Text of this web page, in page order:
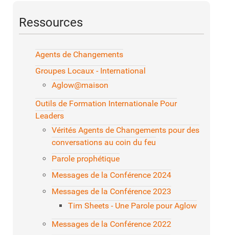
Ressources
Agents de Changements
Groupes Locaux - International
Aglow@maison
Outils de Formation Internationale Pour
Leaders
Vérités Agents de Changements pour des
conversations au coin du feu
Parole prophétique
Messages de la Conférence 2024
Messages de la Conférence 2023
Tim Sheets - Une Parole pour Aglow
Messages de la Conférence 2022